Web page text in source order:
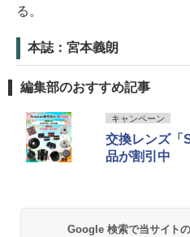
る。
本誌：宮本義朗
編集部のおすすめ記事
キャンペーン
交換レンズ「
品が割引中
Google 検索で当サイト